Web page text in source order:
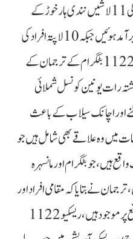
ڈھیری حلیم میں پیش آیا، بہہ جانے والی 11 لاشیں نندی ہار خوڑ کے
راستے بٹگرام کے شملائی علاقے میں برآمد ہوئیں جبکہ 10 لاپتہ افراد کی
تلاش کیلئے آپریشن جاری ہے، ریسکیو 1122 بٹگرام کے ترجمان کے
رات یونین کونسل شملائی
اور اچانک سیلاب کے باعث
میں وہ علاقے بھی شامل ہیں جو
ہیں، جو بٹگرام اور مانسہرہ
نے بتایا کہ مقامی افراد اور
ریسکیو 1122 کی ڈیزاسٹر ٹیمیں موقع پر موجود ہیں،ریسکیو 1122